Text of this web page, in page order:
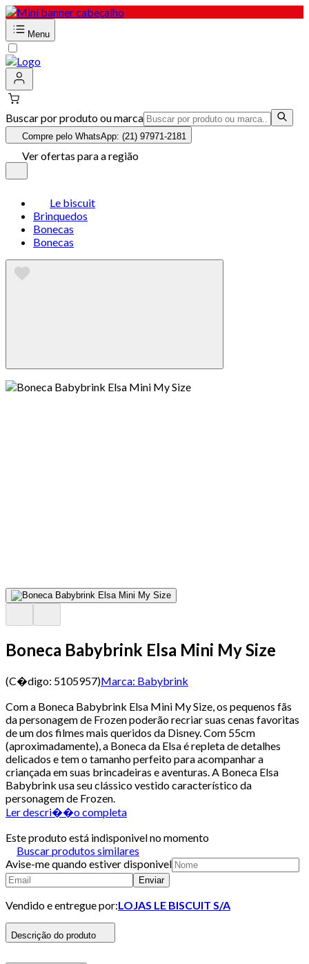
Menu
Buscar por produto ou marca
Compre pelo WhatsApp: (21) 97971-2181
Ver ofertas para a região
Le biscuit
Brinquedos
Bonecas
Bonecas
Boneca Babybrink Elsa Mini My Size
(C�digo: 5105957)Marca: Babybrink
Com a Boneca Babybrink Elsa Mini My Size, os pequenos fãs
da personagem de Frozen poderão recriar suas cenas favoritas
de um dos filmes mais queridos da Disney. Com 55cm
(aproximadamente), a Boneca da Elsa é repleta de detalhes
delicados e tem o tamanho perfeito para acompanhar a
criançada em suas brincadeiras e aventuras. A Boneca Elsa
Babybrink usa seu clássico vestido característico da
personagem de Frozen.
Ler descri��o completa
Este produto está indisponivel no momento
Buscar produtos similares
Avise-me quando estiver disponivel
Enviar
Vendido e entregue por:LOJAS LE BISCUIT S/A
Descrição do produto